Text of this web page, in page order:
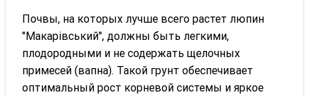
Почвы, на которых лучше всего растет люпин
"Макарівський", должны быть легкими,
плодородными и не содержать щелочных
примесей (вапна). Такой грунт обеспечивает
оптимальный рост корневой системы и яркое